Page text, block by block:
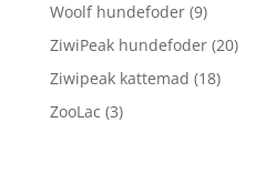
Woolf hundefoder (9)
ZiwiPeak hundefoder (20)
Ziwipeak kattemad (18)
ZooLac (3)